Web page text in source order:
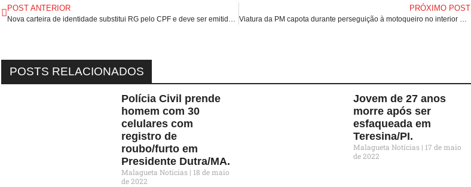
POST ANTERIOR
Nova carteira de identidade substitui RG pelo CPF e deve ser emitida em todo Brasil a partir desta semana.
PRÓXIMO POST
Viatura da PM capota durante perseguição à motoqueiro no interior da Bahia.
POSTS RELACIONADOS
Polícia Civil prende
homem com 30
celulares com
registro de
roubo/furto em
Presidente Dutra/MA.
Malagueta Notícias
18 de maio
de 2022
Jovem de 27 anos
morre após ser
esfaqueada em
Teresina/PI.
Malagueta Notícias
17 de maio
de 2022